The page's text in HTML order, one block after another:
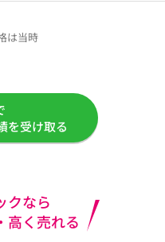
は当時
を受け取る
クなら
高く売れる